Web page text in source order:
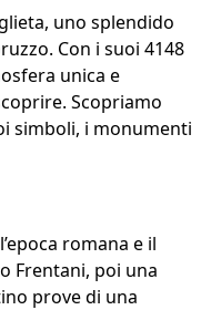
uno splendido
Con i suoi 4148
unica e
Scopriamo
simboli, i monumenti
romana e il
Frentani, poi una
prove di una